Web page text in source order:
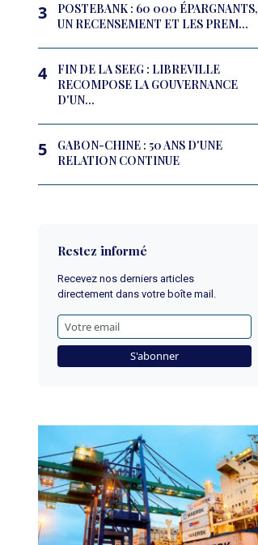
3
POSTEBANK : 60 000 ÉPARGNANTS,
UN RECENSEMENT ET LES PREM...
4
FIN DE LA SEEG : LIBREVILLE
RECOMPOSE LA GOUVERNANCE
D'UN...
5
GABON-CHINE : 50 ANS D'UNE
RELATION CONTINUE
Restez informé
Recevez nos derniers articles
directement dans votre boîte mail.
S'abonner